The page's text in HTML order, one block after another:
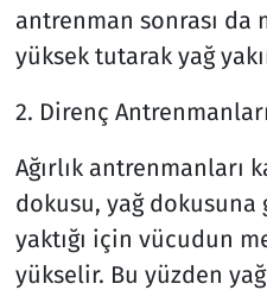
antrenman sonrası da
yüksek tutarak yağ
2. Direnç Antrenmanları
Ağırlık antrenmanları
dokusu, yağ
yaktığı için vücudun
yükselir. Bu yüzden
Siyaset
Süleymanpaşa
Tekirdağ